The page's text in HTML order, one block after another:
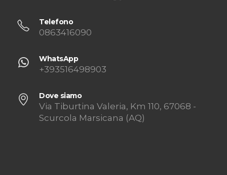
Telefono
0863416090
WhatsApp
+393516498903
Dove siamo
Via Tiburtina Valeria, Km 110, 67068 -
Scurcola Marsicana (AQ)